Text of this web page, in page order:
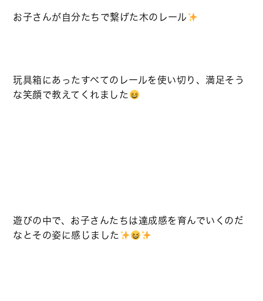
お子さんが自分たちで繋げた木のレール
玩具箱にあったすべてのレールを使い切り、満足そう
な笑顔で教えてくれました
遊びの中で、お子さんたちは達成感を育んでいくのだ
なとその姿に感じました